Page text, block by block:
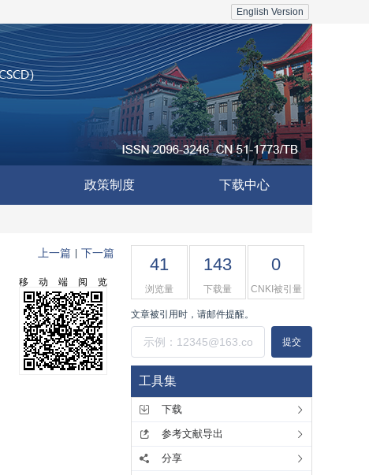
English Version
政策制度 下载中心
上一篇 下一篇
移动端阅览
41
浏览量
143
下载量
0
CNKI被引量
文章被引用时，请邮件提醒。
提交
工具集
下载
参考文献导出
分享